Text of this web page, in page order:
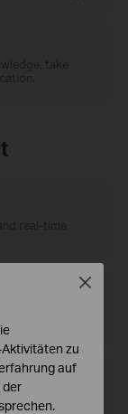
zu
auf
der
Close